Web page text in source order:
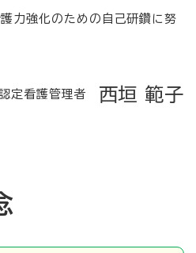
力強化のための自己研鑽に努
定看護管理者 西垣 範子